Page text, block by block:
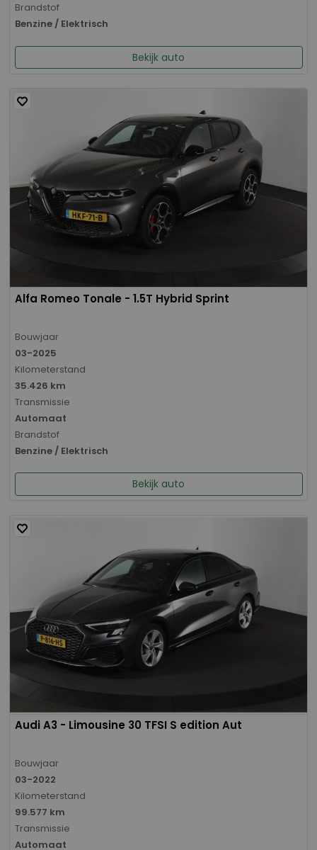
Brandstof
Benzine / Elektrisch
Bekijk auto
Alfa Romeo Tonale - 1.5T Hybrid Sprint
Bouwjaar
03-2025
Kilometerstand
35.426 km
Transmissie
Automaat
Brandstof
Benzine / Elektrisch
Bekijk auto
Audi A3 - Limousine 30 TFSI S edition Aut
Bouwjaar
03-2022
Kilometerstand
99.577 km
Transmissie
Automaat